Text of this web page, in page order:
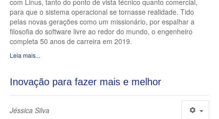
com Linus, tanto do ponto de vista técnico quanto comercial,
para que o sistema operacional se tornasse realidade. Tido
pelas novas gerações como um missionário, por espalhar a
filosofia do software livre ao redor do mundo, o engenheiro
completa 50 anos de carreira em 2019.
Leia mais...
Inovação para fazer mais e melhor
Jéssica Silva